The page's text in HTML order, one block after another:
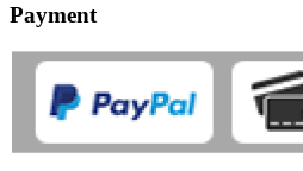
Payment